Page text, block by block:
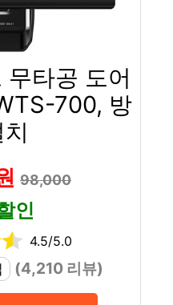
타공 도어
700, 방
98,000
인
4.5/5.0
(4,210 리뷰)